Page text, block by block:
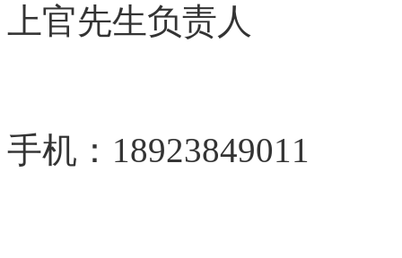
上官先生负责人
手机： 18923849011